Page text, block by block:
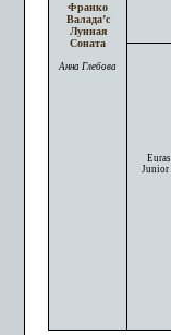
Франко
Валада’с
Лунная
Соната
Анна Глебова
Junior